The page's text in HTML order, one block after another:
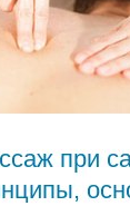
при